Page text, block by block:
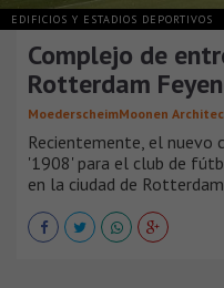
EDIFICIOS Y ESTADIOS DEPORTIVOS
Complejo de
Rotterdam
MoederscheimMoonen
Recientemente, el
'1908' para el club de
en la ciudad de